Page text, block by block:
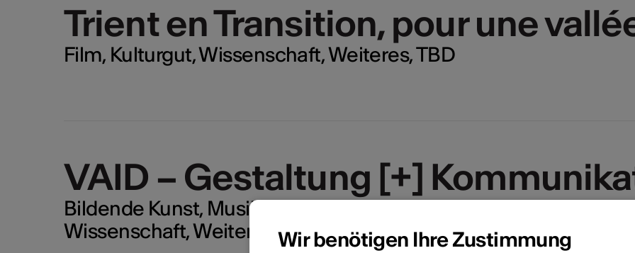
Trient en Transition, pour une
Film, Kulturgut, Wissenschaft, Weiteres, TBD
VAID – Gestaltung [+]
Bildende Kunst, Musik, Kulturgut, Architektur,
Wissenschaft, Weiteres, TBDWir benötigen Ihre Zustimmung